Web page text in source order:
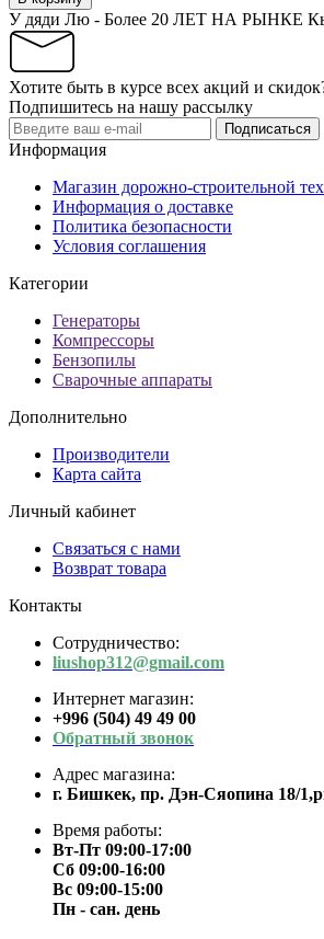
У дяди Лю - Более 20 ЛЕТ НА РЫНКЕ
Хотите быть в курсе всех акций и
Подпишитесь на нашу рассылку
Подписаться
Информация
Магазин дорожно-строительной
Информация о доставке
Политика безопасности
Условия соглашения
Категории
Генераторы
Компрессоры
Бензопилы
Сварочные аппараты
Дополнительно
Производители
Карта сайта
Личный кабинет
Связаться с нами
Возврат товара
Контакты
Сотрудничество:
liushop312@gmail.com
Интернет магазин:
+996 (504) 49 49 00
Обратный звонок
Адрес магазина:
г. Бишкек, пр. Дэн-Сяопина 18/
Время работы:
Вт-Пт 09:00-17:00
Сб 09:00-16:00
Вс 09:00-15:00
Пн - сан. день